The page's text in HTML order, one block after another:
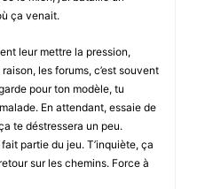
ça venait.
leur mettre la pression,
les forums, c’est souvent
pour ton modèle, tu
En attendant, essaie de
te déstressera un peu.
partie du jeu. T’inquiète, ça
sur les chemins. Force à